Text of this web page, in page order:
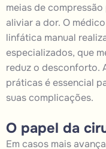
meias de
aliviar a dor. O
linfática manual
especializados, que
reduz o desconforto.
práticas é essencial
suas complicações.
O papel da
Em casos mais